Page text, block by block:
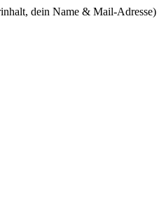
dein Name & Mail-Adresse)